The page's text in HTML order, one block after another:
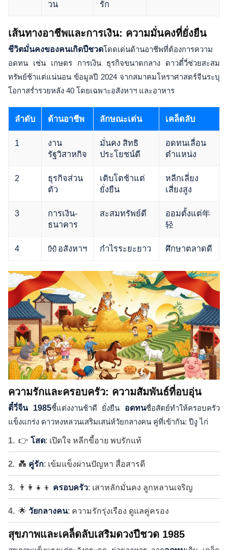
วน รัก
เส้นทางอาชีพและการเงิน: ความมั่นคงที่ยั่งยืน
ชีวิตมั่นคงของคนเกิดปีชวดโดดเด่นด้านอาชีพที่ต้องการความ
อดทน เช่น เกษตร การเงิน ธุรกิจขนาดกลาง ดาวตี๋วี่ช่วยสะสม
ทรัพย์ช้าแต่แน่นอน ข้อมูลปี 2024 จากสมาคมโหราศาสตร์จีนระบุ
โอกาสร่ำรวยหลัง 40 โดยเฉพาะอสังหาฯ และอาหาร
ลำดับ ด้านอาชีพ ลักษณะเด่น เคล็ดลับ
1
งาน
รัฐวิสาหกิจ
มั่นคง สิทธิ
ประโยชน์ดี
อดทนเลื่อน
ตำแหน่ง
2
ธุรกิจส่วน
ตัว
เติบโตช้าแต่
ยั่งยืน
หลีกเลี่ยง
เสี่ยงสูง
3
การเงิน-
ธนาคาร
สะสมทรัพย์ดี
ออมตั้งแต่年
轻
4 👐 อสังหาฯ กำไรระยะยาว ศึกษาตลาดดี
ความรักและครอบครัว: ความสัมพันธ์ที่อบอุ่น
ตี๋วี่จีน 1985ชี้แต่งงานช้าดี ยั่งยืน อดทนซื่อสัตย์ทำให้ครอบครัว
แข็งแกร่ง ดาวหงหลวนเสริมเสน่ห์วัยกลางคน คู่ที่เข้ากัน: ปีงู ไก่
👉 โสด: เปิดใจ หลีกขี้อาย พบรักแท้
💑 คู่รัก: เข้มแข็งผ่านปัญหา สื่อสารดี
👨‍👩‍👧‍👦 ครอบครัว: เสาหลักมั่นคง ลูกหลานเจริญ
🌟 วัยกลางคน: ความรักรุ่งเรือง ดูแลคู่ครอง
สุขภาพและเคล็ดลับเสริมดวงปีชวด 1985